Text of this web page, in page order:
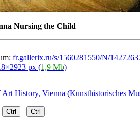
Nursing the Child
fr.gallerix.ru/s/1560281550/N/
px (1,9 Mb)
Art History, Vienna (Kunsthistorisches
Ctrl Ctrl